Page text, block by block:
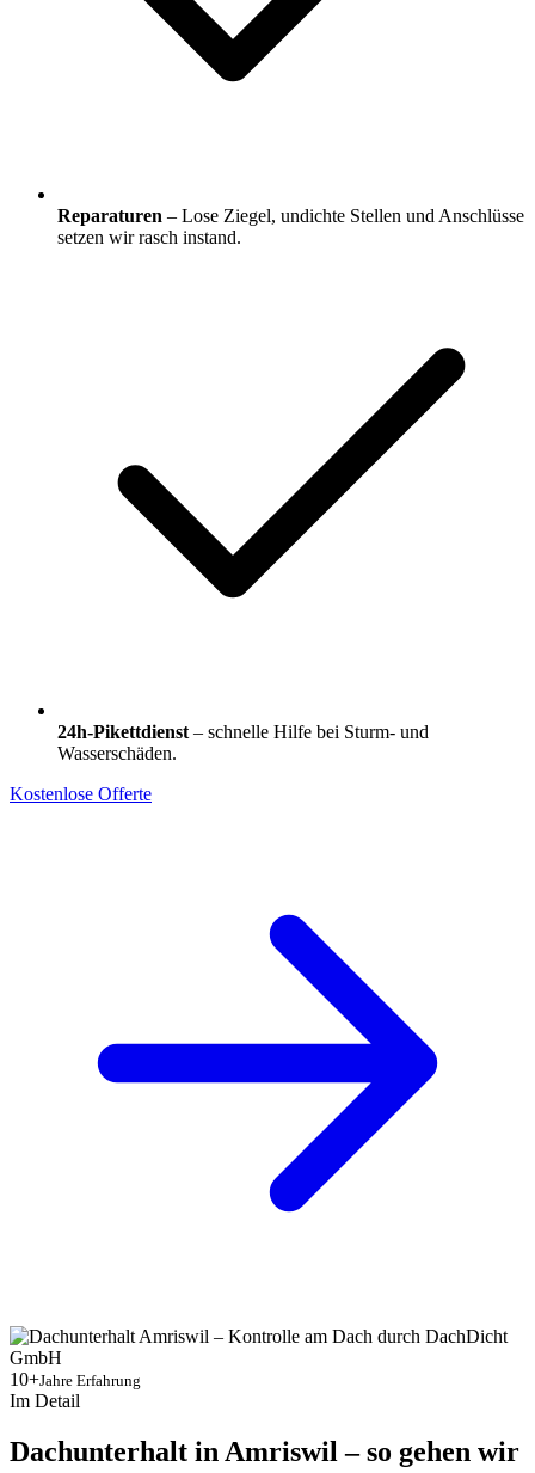
Reparaturen – Lose Ziegel, undichte Stellen und Anschlüsse
setzen wir rasch instand.
24h-Pikettdienst – schnelle Hilfe bei Sturm- und
Wasserschäden.
Kostenlose Offerte
10+Jahre Erfahrung
Im Detail
Dachunterhalt in Amriswil – so gehen wir